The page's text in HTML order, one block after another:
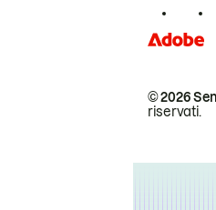
© 2026
riservati.